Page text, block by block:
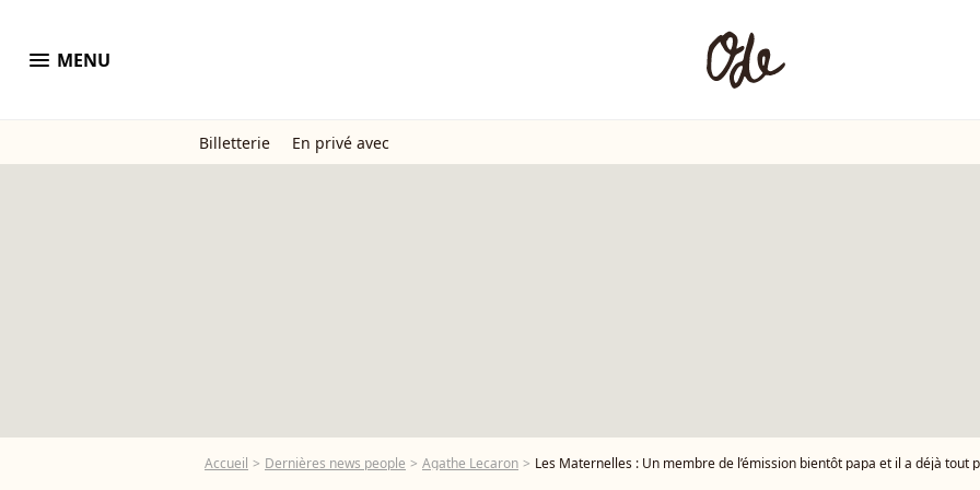
menu MENU
Billetterie En privé avec
Accueil Dernières news people Agathe Lecaron Les Maternelles : Un membre de l’émission bientôt papa et il a déjà tout